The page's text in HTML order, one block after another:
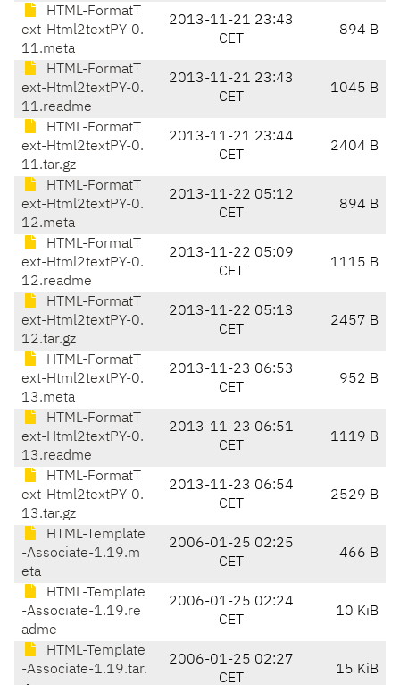
HTML-FormatT
ext-Html2textPY-0.
11.meta
2013-11-21 23:43
CET
894 B
HTML-FormatT
ext-Html2textPY-0.
11.readme
2013-11-21 23:43
CET
1045 B
HTML-FormatT
ext-Html2textPY-0.
11.tar.gz
2013-11-21 23:44
CET
2404 B
HTML-FormatT
ext-Html2textPY-0.
12.meta
2013-11-22 05:12
CET
894 B
HTML-FormatT
ext-Html2textPY-0.
12.readme
2013-11-22 05:09
CET
1115 B
HTML-FormatT
ext-Html2textPY-0.
12.tar.gz
2013-11-22 05:13
CET
2457 B
HTML-FormatT
ext-Html2textPY-0.
13.meta
2013-11-23 06:53
CET
952 B
HTML-FormatT
ext-Html2textPY-0.
13.readme
2013-11-23 06:51
CET
1119 B
HTML-FormatT
ext-Html2textPY-0.
13.tar.gz
2013-11-23 06:54
CET
2529 B
HTML-Template
-Associate-1.19.m
eta
2006-01-25 02:25
CET
466 B
HTML-Template
-Associate-1.19.re
adme
2006-01-25 02:24
CET
10 KiB
HTML-Template
-Associate-1.19.tar.
2006-01-25 02:27
CET
15 KiB